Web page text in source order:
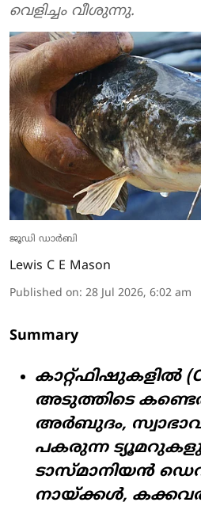
വെളിച്ചം വീശുന്നു.
ജൂഡി ഡാർബി
Lewis C E Mason
Published on: 28 Jul 2026, 6:02 am
Summary
കാറ്റ്ഫിഷുകളിൽ
അടുത്തിടെ
അർബുദം,
പകരുന്ന
ടാസ്മാനിയൻ
നായ്ക്കൾ,